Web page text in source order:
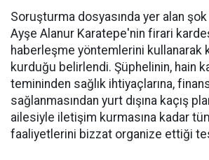
Soruşturma dosyasında yer alan
Ayşe Alanur Karatepe'nin firari
haberleşme yöntemlerini
kurduğu belirlendi. Şüphelinin, hain
temininden sağlık ihtiyaçlarına,
sağlanmasından yurt dışına kaçış
ailesiyle iletişim kurmasına kadar
faaliyetlerini bizzat organize ettiği